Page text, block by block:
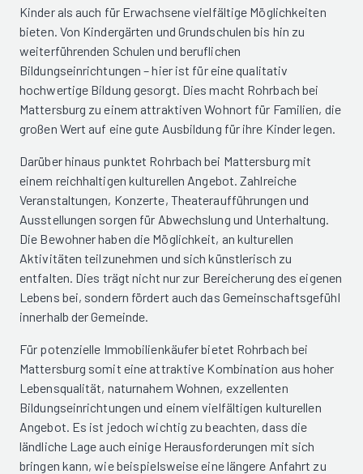
Kinder als auch für Erwachsene vielfältige Möglichkeiten
bieten. Von Kindergärten und Grundschulen bis hin zu
weiterführenden Schulen und beruflichen
Bildungseinrichtungen – hier ist für eine qualitativ
hochwertige Bildung gesorgt. Dies macht Rohrbach bei
Mattersburg zu einem attraktiven Wohnort für Familien, die
großen Wert auf eine gute Ausbildung für ihre Kinder legen.
Darüber hinaus punktet Rohrbach bei Mattersburg mit
einem reichhaltigen kulturellen Angebot. Zahlreiche
Veranstaltungen, Konzerte, Theateraufführungen und
Ausstellungen sorgen für Abwechslung und Unterhaltung.
Die Bewohner haben die Möglichkeit, an kulturellen
Aktivitäten teilzunehmen und sich künstlerisch zu
entfalten. Dies trägt nicht nur zur Bereicherung des eigenen
Lebens bei, sondern fördert auch das Gemeinschaftsgefühl
innerhalb der Gemeinde.
Für potenzielle Immobilienkäufer bietet Rohrbach bei
Mattersburg somit eine attraktive Kombination aus hoher
Lebensqualität, naturnahem Wohnen, exzellenten
Bildungseinrichtungen und einem vielfältigen kulturellen
Angebot. Es ist jedoch wichtig zu beachten, dass die
ländliche Lage auch einige Herausforderungen mit sich
bringen kann, wie beispielsweise eine längere Anfahrt zu